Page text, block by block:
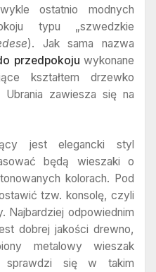
ostatnio modnych
typu „szwedzkie
). Jak sama nazwa
przedpokoju wykonane
kształtem drzewko
zawiesza się na
jest elegancki styl
będą wieszaki o
kolorach. Pod
tzw. konsolę, czyli
Najbardziej odpowiednim
dobrej jakości drewno,
metalowy wieszak
sprawdzi się w takim